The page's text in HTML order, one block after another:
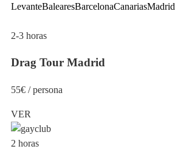
LevanteBalearesBarcelonaCanariasMadrid
2-3 horas
Drag Tour Madrid
55€ / persona
VER
2 horas